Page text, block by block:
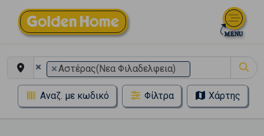
× ×Αστέρας(Νεα Φιλαδελφεια)
Αναζ. με κωδικό Φίλτρα Χάρτης